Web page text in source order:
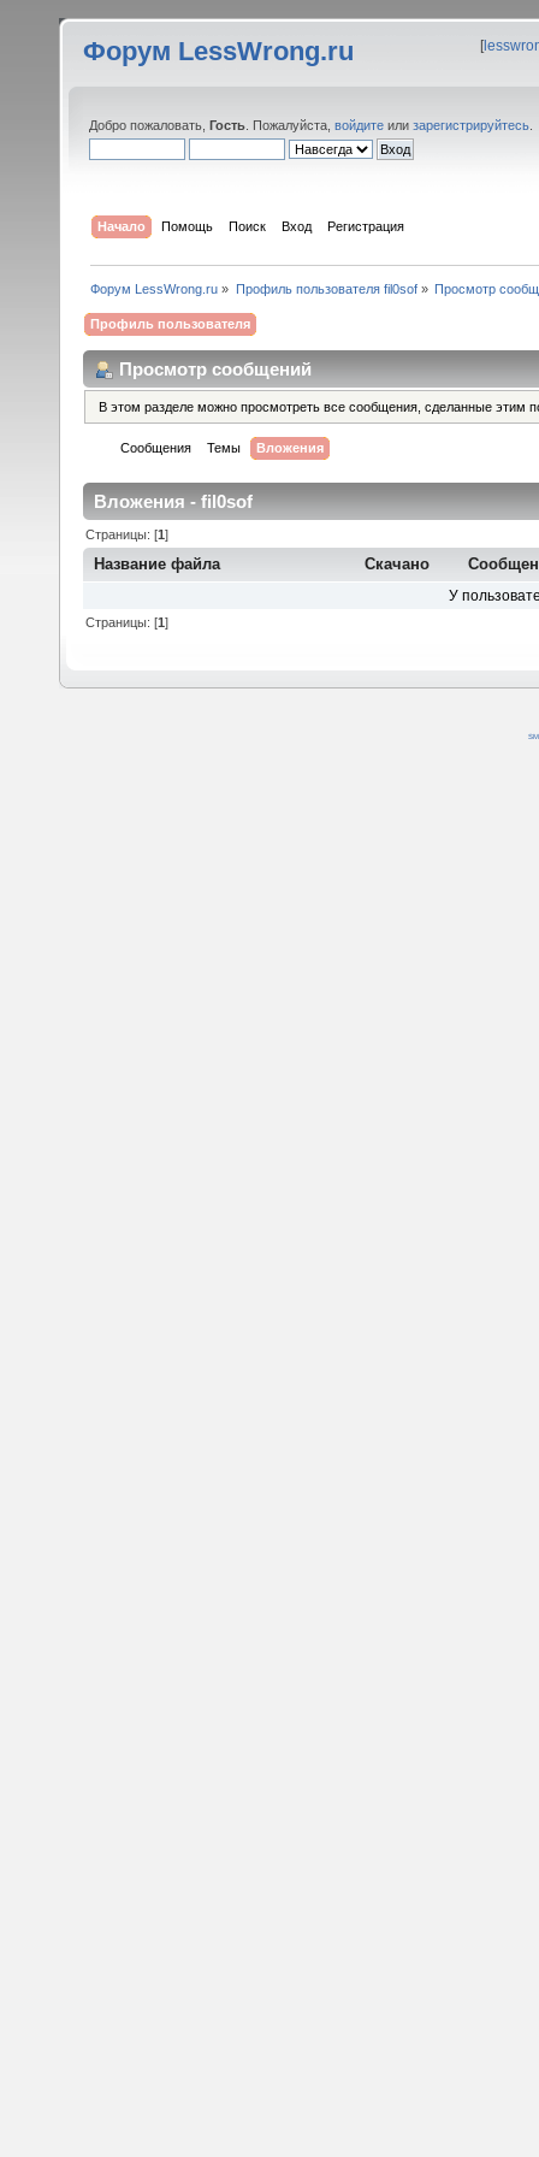
Форум LessWrong.ru [
Добро пожаловать, Гость . Пожалуйста, войдите или зарегистрируйтесь
Начало Помощь Поиск Вход Регистрация
Форум LessWrong.ru » Профиль пользователя fil0sof» Просмотр
Профиль пользователя
Просмотр сообщений
В этом разделе можно просмотреть все сообщения, сделанные этим
Сообщения Темы Вложения
Вложения - fil0sof
Страницы: [1]
Название файла Скачано
У
Страницы: [1]